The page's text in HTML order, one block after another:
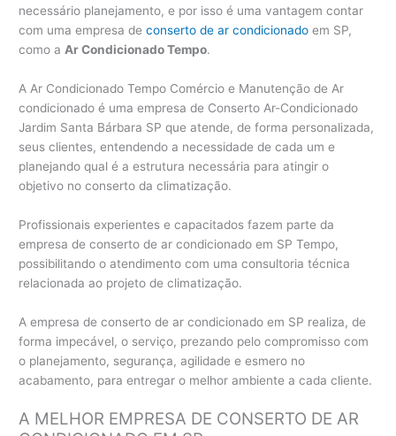
necessário planejamento, e por isso é uma vantagem contar
com uma empresa deconserto de ar condicionado em SP,
como a Ar Condicionado Tempo.
A Ar Condicionado Tempo Comércio e Manutenção de Ar
condicionado é uma empresa de Conserto Ar-Condicionado
Jardim Santa Bárbara SP que atende, de forma personalizada,
seus clientes, entendendo a necessidade de cada um e
planejando qual é a estrutura necessária para atingir o
objetivo no conserto da climatização.
Profissionais experientes e capacitados fazem parte da
empresa de conserto de ar condicionado em SP Tempo,
possibilitando o atendimento com uma consultoria técnica
relacionada ao projeto de climatização.
A empresa de conserto de ar condicionado em SP realiza, de
forma impecável, o serviço, prezando pelo compromisso com
o planejamento, segurança, agilidade e esmero no
acabamento, para entregar o melhor ambiente a cada cliente.
A MELHOR EMPRESA DE CONSERTO DE AR